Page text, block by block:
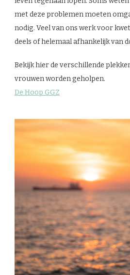
met deze problemen moeten
nodig. Veel van ons werk voor
deels of helemaal afhankelijk van
Bekijk hier de verschillende
vrouwen worden geholpen.
De Hoop GGZ